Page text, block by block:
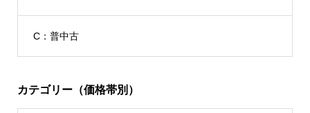
C：普中古
カテゴリー（価格帯別）